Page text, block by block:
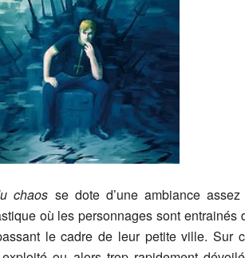
chaos se dote d’une ambiance
où les personnages sont
le cadre de leur petite ville. Sur